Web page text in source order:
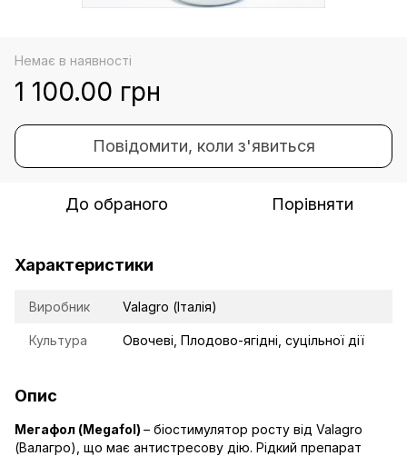
Немає в наявності
1 100.00 грн
Повідомити, коли з'явиться
До обраного Порівняти
Характеристики
Виробник Valagro (Італія)
Культура Овочеві, Плодово-ягідні, суцільної дії
Опис
Мегафол (Megafol) – біостимулятор росту від Valagro
(Валагро), що має антистресову дію. Рідкий препарат